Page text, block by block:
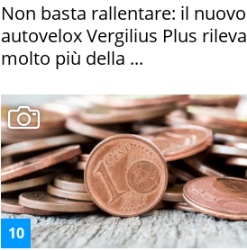
Non basta rallentare: il nuovo
autovelox Vergilius Plus rileva
molto più della ...